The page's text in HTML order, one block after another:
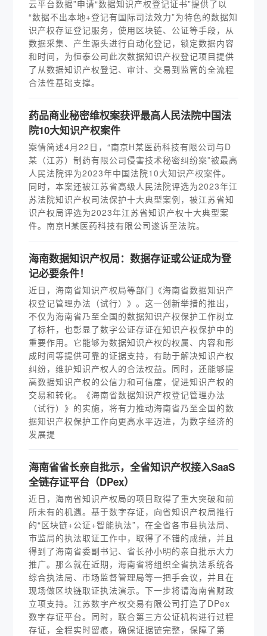
云平台数据”申请“数据知识产权登记证书”提供了以
“数据不出本地+登记有国际司法效力”为特色的数据知
识产权存证登记服务，使用区块链、公证等手段，从
数据采集、产生源头进行自动化登记，锁定数据内容
和时间，为恒泰公司此次数据知识产权登记项目提供
了从数据知识产权登记、审计、交易到监管的全流程
合法性基础支撑。
药品商业秘密维权案获评最高人民法院中国法
院10大知识产权案件
案情简述4月22日，“南京H某医药科技有限公司与D
某（江苏）制药有限公司侵害技术秘密纠纷案”被最高
人民法院评为2023年中国法院10大知识产权案件。
同时，本案还被江苏省高级人民法院评选为2023年江
苏法院知识产权司法保护十大典型案例，被江苏省知
识产权局评选为2023年江苏省知识产权十大典型案
件。南京H某医药科技有限公司遂诉至法院。
海南数据知识产权局：数据存证或公证成为登
记必要条件！
近日，海南省知识产权局等部门《海南省数据知识产
权登记管理办法（试行）》。这一创新举措的推出，
不仅为海南省乃至全国的数据知识产权保护工作树立
了标杆，也彰显了数字公证存证在知识产权保护中的
重要作用。它能够为数据知识产权的权属、内容和形
成时间等提供可靠的证据支持，有助于解决知识产权
纠纷，维护知识产权人的合法权益。同时，还能够提
高数据知识产权的公信力和可信度，促进知识产权的
交易和转化。《海南省数据知识产权登记管理办法
（试行）》的实施，将有力推动海南省乃至全国的数
据知识产权保护工作向更高水平迈进，为数字经济的
发展提
海南省省长亲自批示，全省知识产权接入SaaS
全链存证平台（DPex）
近日，海南省知识产权局的项目取得了重大突破和前
所未有的机遇。基于数字存证，向省知识产权局推行
的“区块链+公证+智能执法”，在全省各市县执法局、
市监局的执法取证工作中，取得了不错的成绩，并且
得到了海南省委副书记、省长孙小明的亲自批示大力
推广。那么就在近期，海南省将组织全省执法系统各
综合执法局、市场监督管理局等一把手会议，并且在
现场做区块链取证执法演示。下一步将请海南省财政
立项支持。江苏数字产权交易有限公司打造了DPex
数字存证平台。同时，联合第三方公证机构进行过程
存证，全程实时留痕，确保证据链完整，保障了第